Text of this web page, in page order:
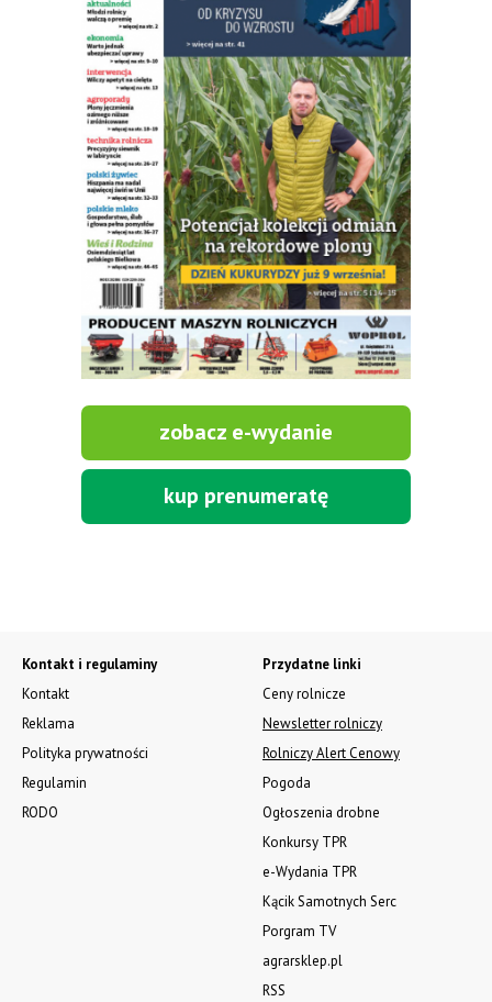
zobacz e-wydanie
kup prenumeratę
Kontakt i regulaminy
Kontakt
Reklama
Polityka prywatności
Regulamin
RODO
Przydatne linki
Ceny rolnicze
Newsletter rolniczy
Rolniczy Alert Cenowy
Pogoda
Ogłoszenia drobne
Konkursy TPR
e-Wydania TPR
Kącik Samotnych Serc
Porgram TV
agrarsklep.pl
RSS